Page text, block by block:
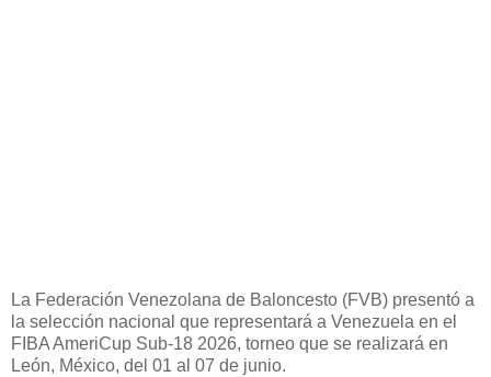
La Federación Venezolana de Baloncesto (FVB) presentó a
la selección nacional que representará a Venezuela en el
FIBA AmeriCup Sub-18 2026, torneo que se realizará en
León, México, del 01 al 07 de junio.